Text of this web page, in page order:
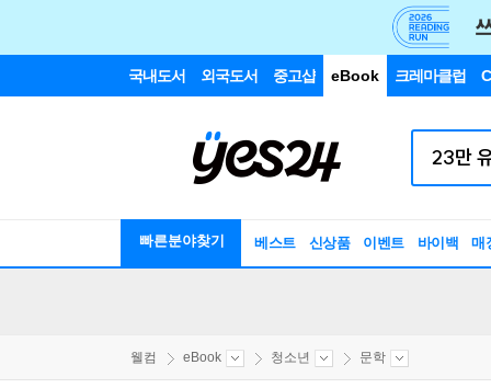
국내도서 외국도서 중고샵 eBook 크레마클럽
빠른분야찾기 베스트 신상품 이벤트 바이백 매
웰컴 eBook 청소년 문학